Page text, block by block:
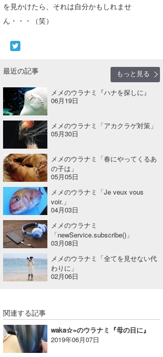
を見かけたら、それは自分かもしれませ
ん・・・（笑）
最近の記事
もっと見る
メメのウラナミ『ハナを探しに』
06月19日
メメのウラナミ「アカクラゲ対策」
05月30日
メメのウラナミ「春にやってくるあ
の子は」
05月05日
メメのウラナミ「Je veux vous
voir.」
04月03日
メメのウラナミ
「newService.subscribe()」
03月08日
メメのウラナミ「全てを見せない代
わりに」
02月06日
関連する記事
waka☆=のウラナミ『母の日に』
2019年06月07日